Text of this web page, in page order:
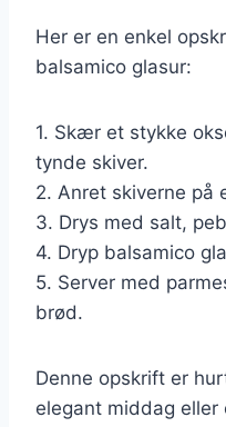
Her er en enkel
balsamico glasur:
1. Skær et stykke
tynde skiver.
2. Anret skiverne på
3. Drys med salt,
4. Dryp balsamico
5. Server med
brød.
Denne opskrift er
elegant middag eller